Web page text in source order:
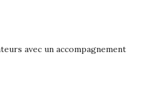
avec un accompagnement